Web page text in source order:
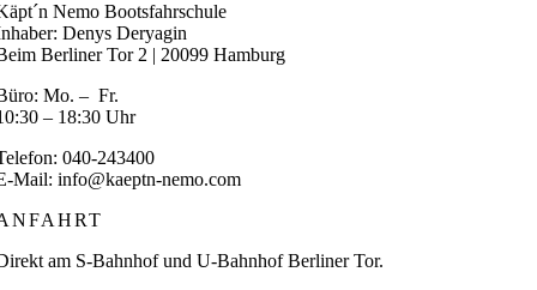
Nemo Bootsfahrschule
Denys Deryagin
Berliner Tor 2 | 20099 Hamburg
Mo. – Fr.
– 18:30 Uhr
040-243400
Mail: info@kaeptn-nemo.com
am S-Bahnhof und U-Bahnhof Berliner Tor.